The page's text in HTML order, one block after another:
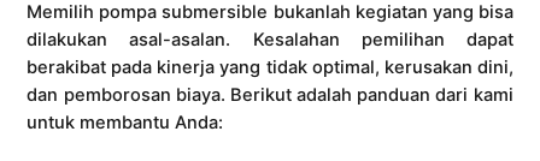
Memilih pompa submersible bukanlah kegiatan yang bisa
dilakukan asal-asalan. Kesalahan pemilihan dapat
berakibat pada kinerja yang tidak optimal, kerusakan dini,
dan pemborosan biaya. Berikut adalah panduan dari kami
untuk membantu Anda: